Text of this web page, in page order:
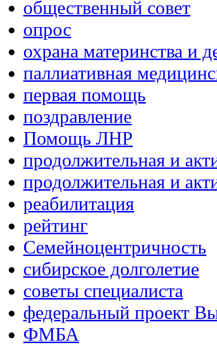
общественный совет
опрос
охрана материнства и
паллиативная
первая помощь
поздравление
Помощь ЛНР
продолжительная и
продолжительная и
реабилитация
рейтинг
Семейноцентричность
сибирское долголетие
советы специалиста
федеральный проект
ФМБА